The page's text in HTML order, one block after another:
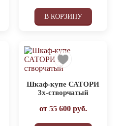
В КОРЗИНУ
Шкаф-купе САТОРИ
3х-створчатый
от 55 600руб.